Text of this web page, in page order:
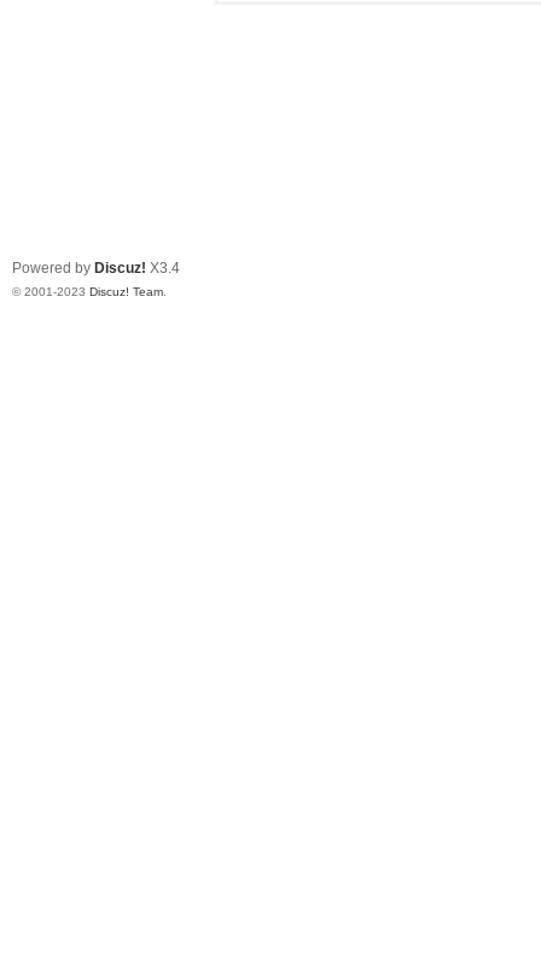
Powered by Discuz! X3.4
© 2001-2023 Discuz! Team